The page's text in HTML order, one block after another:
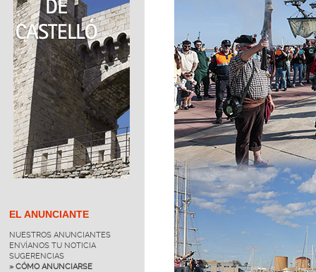
EL ANUNCIANTE
NUESTROS ANUNCIANTES
ENVÍANOS TU NOTICIA
SUGERENCIAS
» CÓMO ANUNCIARSE